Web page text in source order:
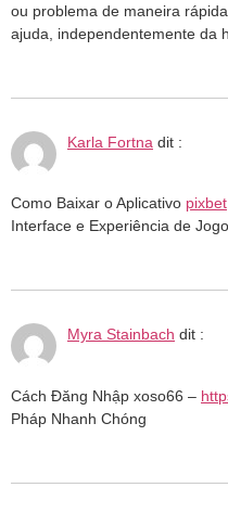
ou problema de maneira
ajuda, independentemente da
Karla Fortna dit :
Como Baixar o Aplicativo pixbet
Interface e Experiência de Jogo
Myra Stainbach dit :
Cách Đăng Nhập xoso66 –
Pháp Nhanh Chóng